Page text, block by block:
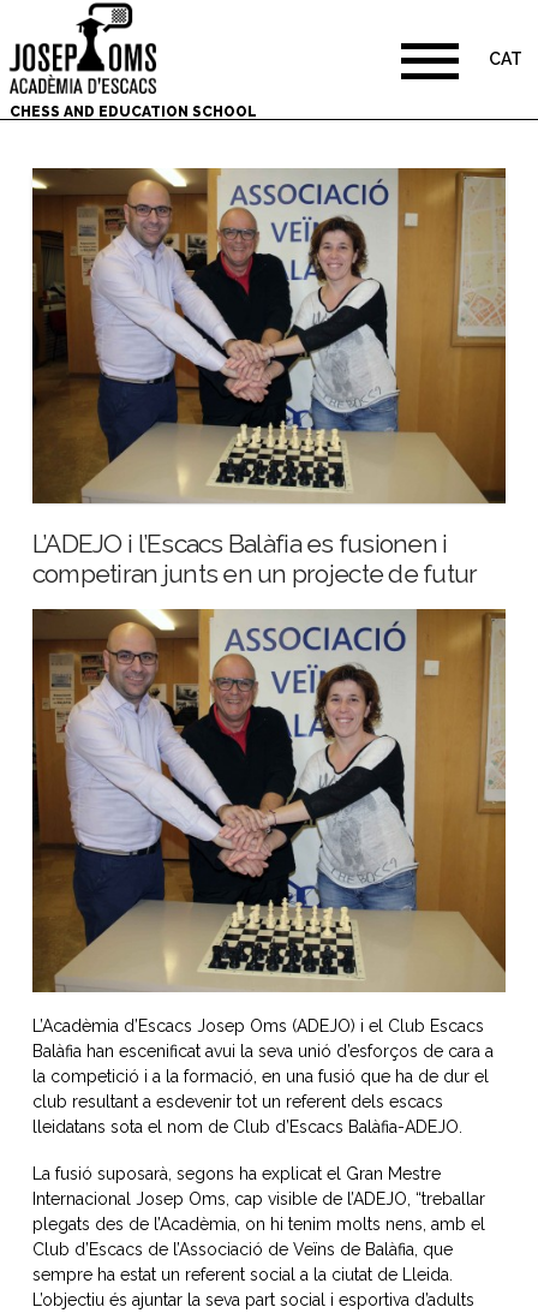
CHESS AND EDUCATION SCHOOL
CAT
L’ADEJO i l’Escacs Balàfia es fusionen i
competiran junts en un projecte de futur
L’Acadèmia d’Escacs Josep Oms (ADEJO) i el Club Escacs
Balàfia han escenificat avui la seva unió d’esforços de cara a
la competició i a la formació, en una fusió que ha de dur el
club resultant a esdevenir tot un referent dels escacs
lleidatans sota el nom de Club d’Escacs Balàfia-ADEJO.
La fusió suposarà, segons ha explicat el Gran Mestre
Internacional Josep Oms, cap visible de l’ADEJO, “treballar
plegats des de l’Acadèmia, on hi tenim molts nens, amb el
Club d’Escacs de l’Associació de Veïns de Balàfia, que
sempre ha estat un referent social a la ciutat de Lleida.
L’objectiu és ajuntar la seva part social i esportiva d’adults